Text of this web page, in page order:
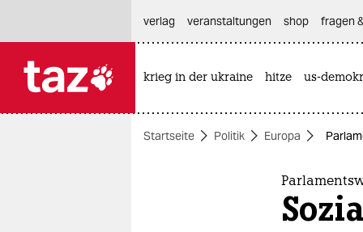
themen
verlag
veranstaltungen shop fragen
krieg in der ukraine hitze us-
Startseite Politik Europa